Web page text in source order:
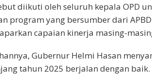
diikuti oleh seluruh kepala OPD
program yang bersumber dari
capaian kinerja masing-
Gubernur Helmi Hasan
tahun 2025 berjalan dengan